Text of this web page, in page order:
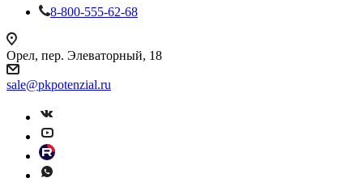
8-800-555-62-68
Орел, пер. Элеваторный, 18
sale@pkpotenzial.ru